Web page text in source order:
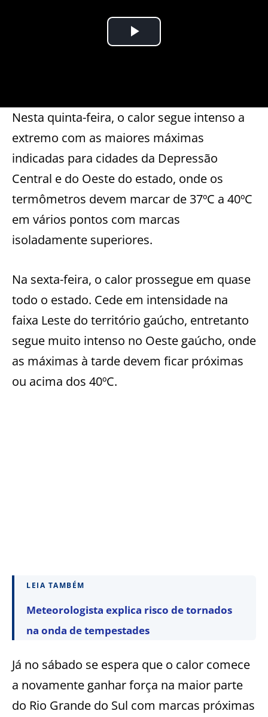
Nesta quinta-feira, o calor segue intenso a
extremo com as maiores máximas
indicadas para cidades da Depressão
Central e do Oeste do estado, onde os
termômetros devem marcar de 37ºC a 40ºC
em vários pontos com marcas
isoladamente superiores.
Na sexta-feira, o calor prossegue em quase
todo o estado. Cede em intensidade na
faixa Leste do território gaúcho, entretanto
segue muito intenso no Oeste gaúcho, onde
as máximas à tarde devem ficar próximas
ou acima dos 40ºC.
LEIA TAMBÉM
Meteorologista explica risco de tornados
na onda de tempestades
Já no sábado se espera que o calor comece
a novamente ganhar força na maior parte
do Rio Grande do Sul com marcas próximas